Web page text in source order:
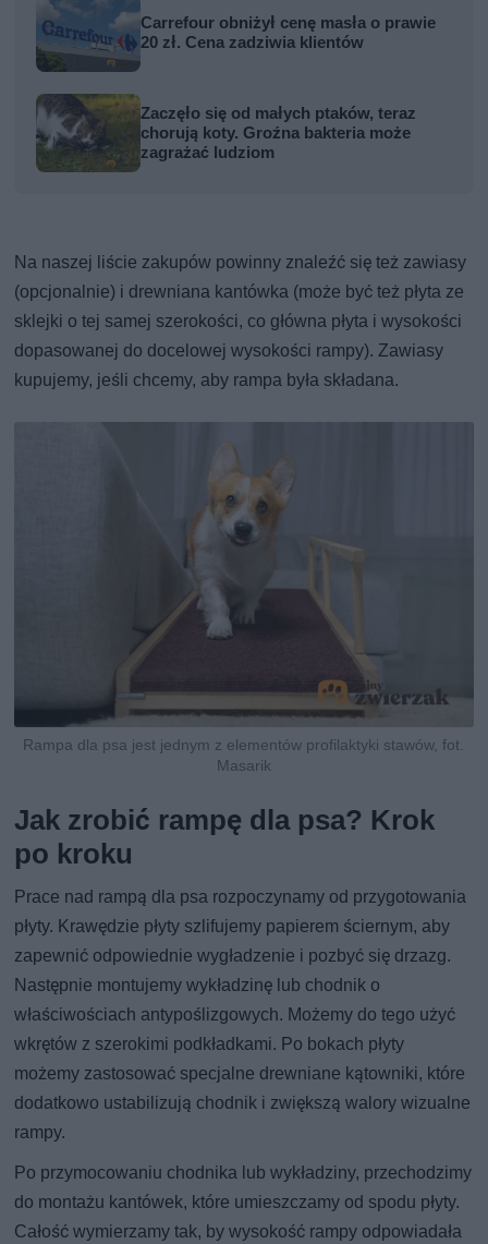
Carrefour obniżył cenę masła o prawie
20 zł. Cena zadziwia klientów
Zaczęło się od małych ptaków, teraz
chorują koty. Groźna bakteria może
zagrażać ludziom
Na naszej liście zakupów powinny znaleźć się też zawiasy
(opcjonalnie) i drewniana kantówka (może być też płyta ze
sklejki o tej samej szerokości, co główna płyta i wysokości
dopasowanej do docelowej wysokości rampy). Zawiasy
kupujemy, jeśli chcemy, aby rampa była składana.
Rampa dla psa jest jednym z elementów profilaktyki stawów, fot.
Masarik
Jak zrobić rampę dla psa? Krok
po kroku
Prace nad rampą dla psa rozpoczynamy od przygotowania
płyty. Krawędzie płyty szlifujemy papierem ściernym, aby
zapewnić odpowiednie wygładzenie i pozbyć się drzazg.
Następnie montujemy wykładzinę lub chodnik o
właściwościach antypoślizgowych. Możemy do tego użyć
wkrętów z szerokimi podkładkami. Po bokach płyty
możemy zastosować specjalne drewniane kątowniki, które
dodatkowo ustabilizują chodnik i zwiększą walory wizualne
rampy.
Po przymocowaniu chodnika lub wykładziny, przechodzimy
do montażu kantówek, które umieszczamy od spodu płyty.
Całość wymierzamy tak, by wysokość rampy odpowiadała